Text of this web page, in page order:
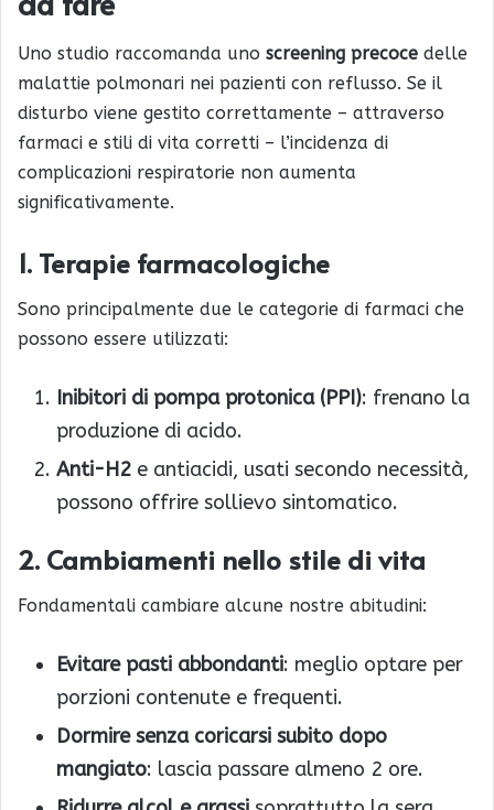
Uno studio raccomanda uno screening precoce delle
malattie polmonari nei pazienti con reflusso. Se il
disturbo viene gestito correttamente – attraverso
farmaci e stili di vita corretti – l’incidenza di
complicazioni respiratorie non aumenta
significativamente.
1. Terapie farmacologiche
Sono principalmente due le categorie di farmaci che
possono essere utilizzati:
Inibitori di pompa protonica (PPI): frenano la
produzione di acido.
Anti-H2 e antiacidi, usati secondo necessità,
possono offrire sollievo sintomatico.
2. Cambiamenti nello stile di vita
Fondamentali cambiare alcune nostre abitudini:
Evitare pasti abbondanti: meglio optare per
porzioni contenute e frequenti.
Dormire senza coricarsi subito dopo
mangiato: lascia passare almeno 2 ore.